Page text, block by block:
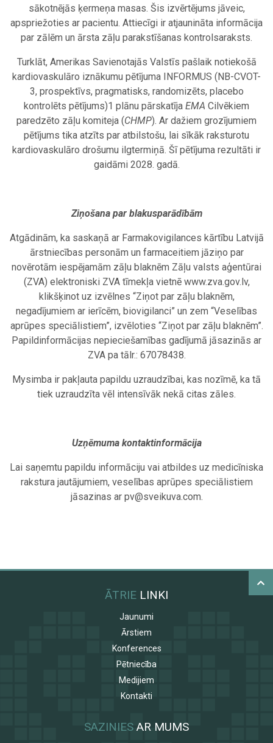
sākotnējās ķermeņa masas. Šis izvērtējums jāveic,
apspriežoties ar pacientu. Attiecīgi ir atjaunināta informācija
par zālēm un ārsta zāļu parakstīšanas kontrolsaraksts.
Turklāt, Amerikas Savienotajās Valstīs pašlaik notiekošā
kardiovaskulāro iznākumu pētījuma INFORMUS (NB-CVOT-
3, prospektīvs, pragmatisks, randomizēts, placebo
kontrolēts pētījums)1 plānu pārskatīja EMA Cilvēkiem
paredzēto zāļu komiteja (CHMP). Ar dažiem grozījumiem
pētījums tika atzīts par atbilstošu, lai sīkāk raksturotu
kardiovaskulāro drošumu ilgtermiņā. Šī pētījuma rezultāti ir
gaidāmi 2028. gadā.
Ziņošana par blakusparādībām
Atgādinām, ka saskaņā ar Farmakovigilances kārtību Latvijā
ārstniecības personām un farmaceitiem jāziņo par
novērotām iespējamām zāļu blaknēm Zāļu valsts aģentūrai
(ZVA) elektroniski ZVA tīmekļa vietnē www.zva.gov.lv,
klikšķinot uz izvēlnes “Ziņot par zāļu blaknēm,
negadījumiem ar ierīcēm, biovigilanci” un zem “Veselības
aprūpes speciālistiem”, izvēloties “Ziņot par zāļu blaknēm”.
Papildinformācijas nepieciešamības gadījumā jāsazinās ar
ZVA pa tālr.: 67078438.
Mysimba ir pakļauta papildu uzraudzībai, kas nozīmē, ka tā
tiek uzraudzīta vēl intensīvāk nekā citas zāles.
Uzņēmuma kontaktinformācija
Lai saņemtu papildu informāciju vai atbildes uz medicīniska
rakstura jautājumiem, veselības aprūpes speciālistiem
jāsazinas ar pv@sveikuva.com.
ĀTRIE LINKI
Jaunumi
Ārstiem
Konferences
Pētniecība
Medijiem
Kontakti
SAZINIES AR MUMS